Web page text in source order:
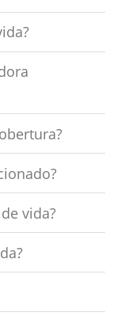
vida?